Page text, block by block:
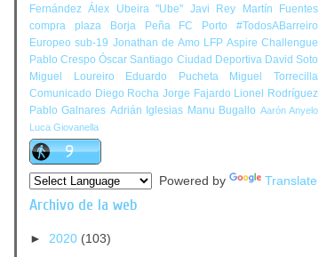
Fernández Álex Ubeira "Ube" Javi Rey
Martín Fuentes
compra plaza
Borja Peña FC Porto
#TodosABarreiro
Europeo sub-19 Jonathan de Amo LFP Aspire Challengue
Pablo Crespo Óscar Santiago Ciudad Deportiva David Soto
Miguel Loureiro
Eduardo Pucheta
Miguel Torrecilla
Comunicado Diego Rocha Jorge Fajardo Lionel Rodríguez
Pablo Galnares Adrián Iglesias Manu Bugallo Aarón Anyelo
Luca Giovanella
Powered by Translate
Archivo de la web
► 2020 (103)